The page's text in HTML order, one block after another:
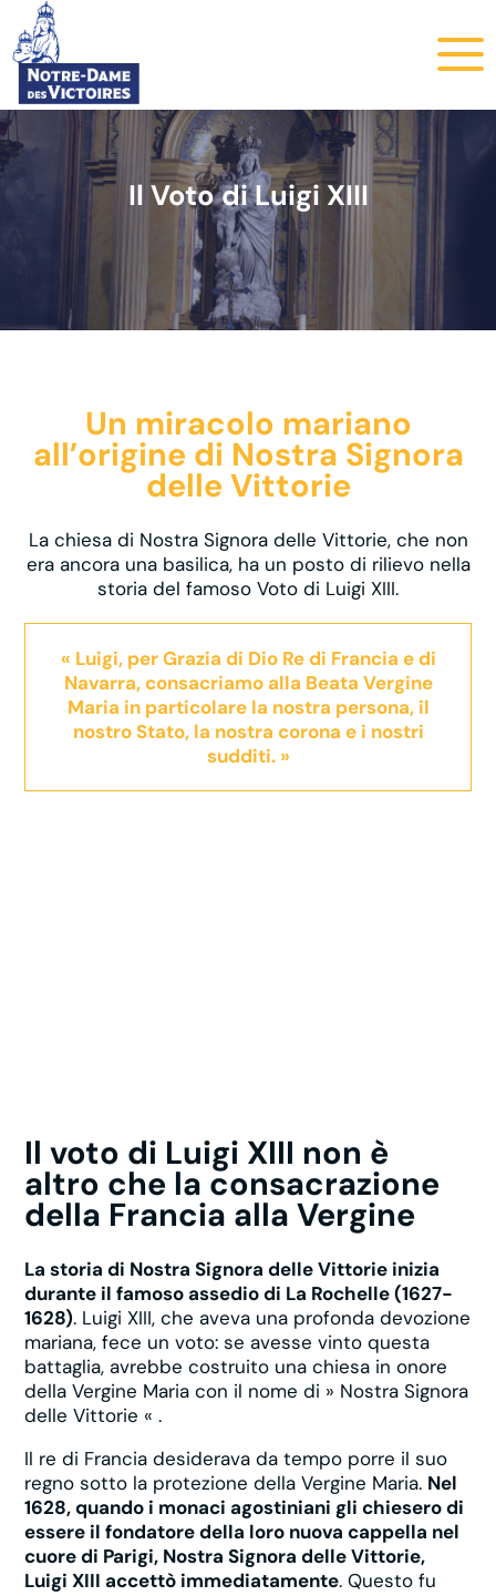
Il Voto di Luigi XIII
Un miracolo mariano
all’origine di Nostra Signora
delle Vittorie
La chiesa di Nostra Signora delle Vittorie, che non
era ancora una basilica, ha un posto di rilievo nella
storia del famoso Voto di Luigi XIII.
« Luigi, per Grazia di Dio Re di Francia e di
Navarra, consacriamo alla Beata Vergine
Maria in particolare la nostra persona, il
nostro Stato, la nostra corona e i nostri
sudditi. »
Il voto di Luigi XIII non è
altro che la consacrazione
della Francia alla Vergine
La storia di Nostra Signora delle Vittorie inizia
durante il famoso assedio di La Rochelle (1627-
1628). Luigi XIII, che aveva una profonda devozione
mariana, fece un voto: se avesse vinto questa
battaglia, avrebbe costruito una chiesa in onore
della Vergine Maria con il nome di » Nostra Signora
delle Vittorie « .
Il re di Francia desiderava da tempo porre il suo
regno sotto la protezione della Vergine Maria. Nel
1628, quando i monaci agostiniani gli chiesero di
essere il fondatore della loro nuova cappella nel
cuore di Parigi, Nostra Signora delle Vittorie,
Luigi XIII accettò immediatamente. Questo fu